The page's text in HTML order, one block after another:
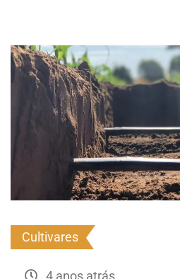
Cultivares
4 anos atrás